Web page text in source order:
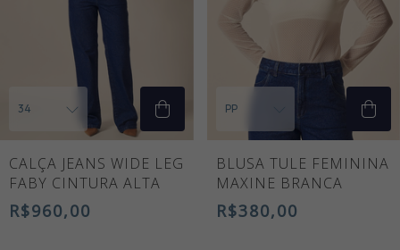
CALÇA JEANS WIDE LEG
FABY CINTURA ALTA
R$960,00
BLUSA TULE FEMININA
MAXINE BRANCA
R$380,00